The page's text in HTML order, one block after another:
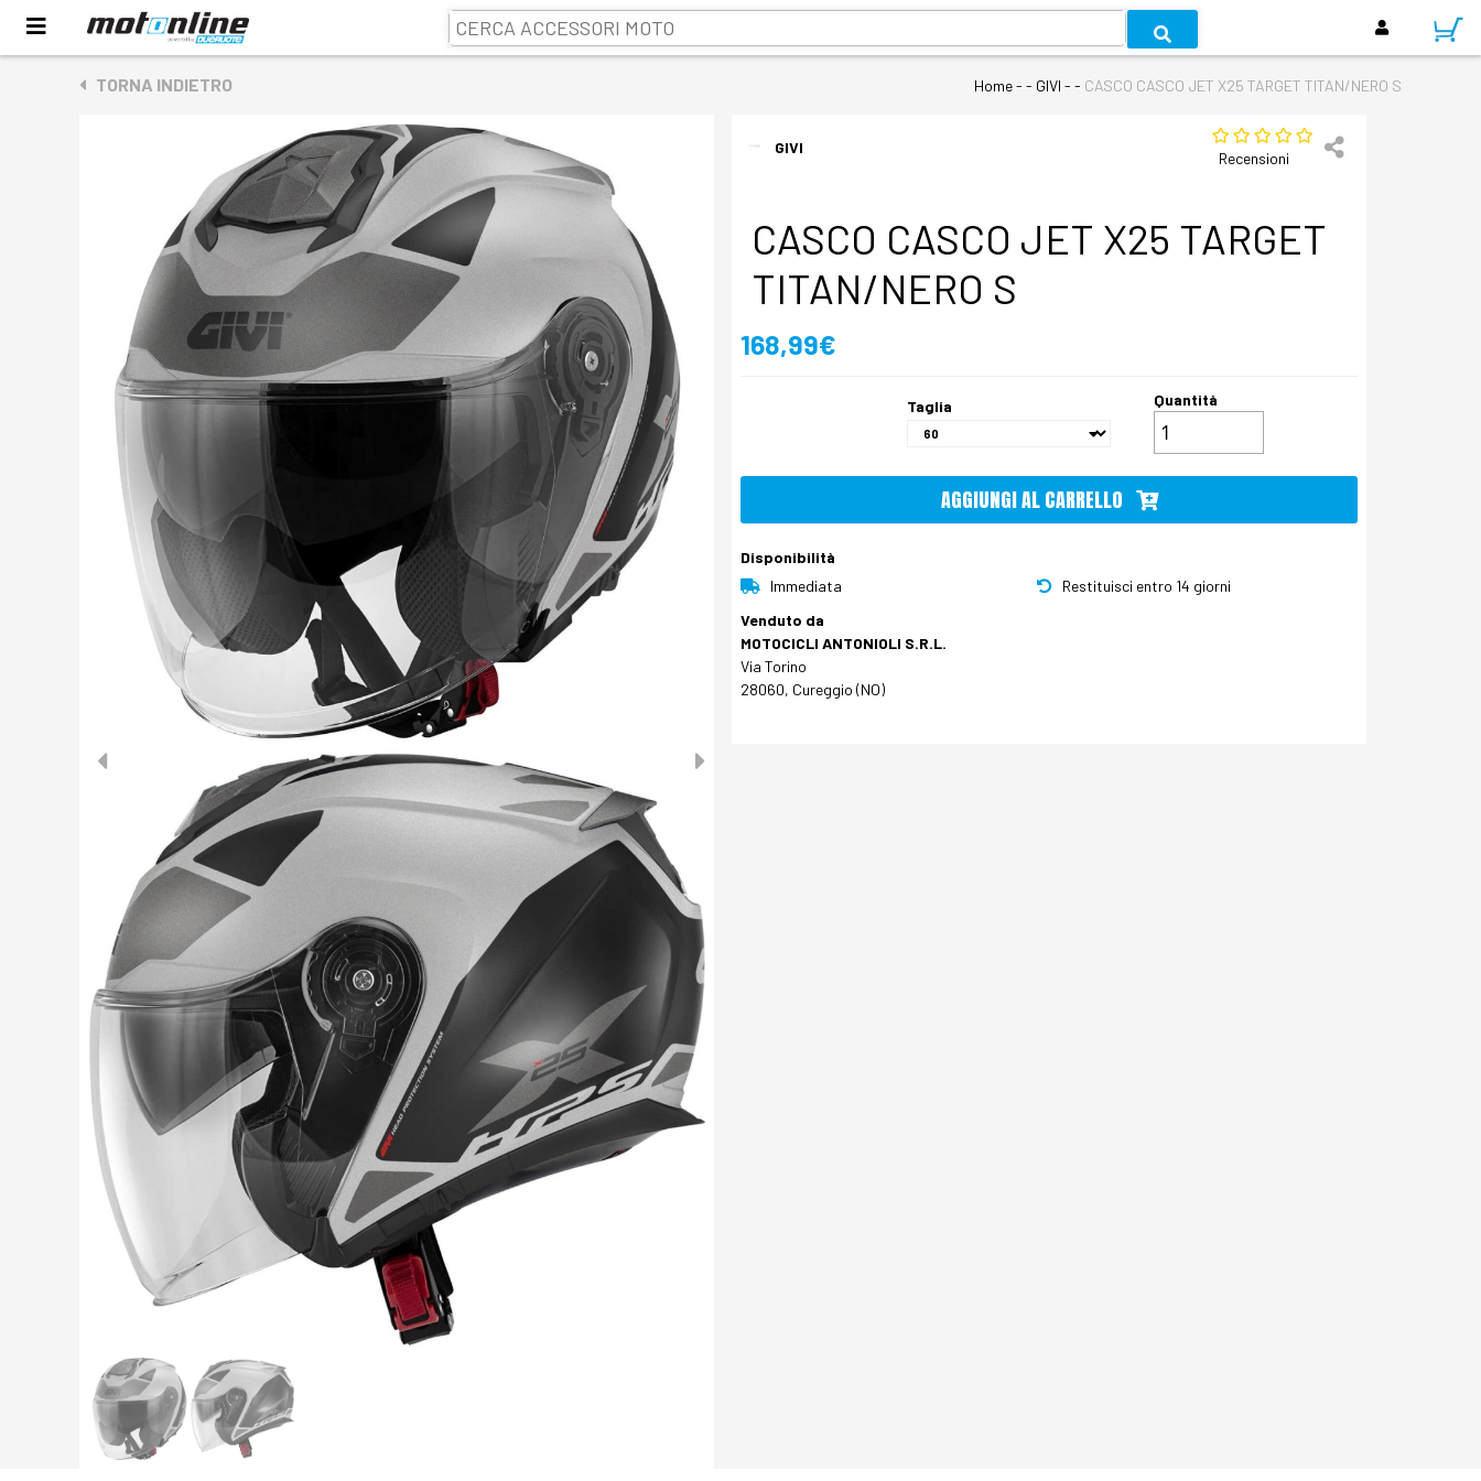
TORNA INDIETRO Home- - GIVI - - CASCO CASCO JET X25 TARGET TITAN/NERO S
GIVI
Recensioni
CASCO CASCO JET X25 TARGET
TITAN/NERO S
168,99€
Taglia Quantità
AGGIUNGI AL CARRELLO
Disponibilità
Immediata
Restituisci entro 14 giorni
Venduto da
MOTOCICLI ANTONIOLI S.R.L.
Via Torino
28060, Cureggio (NO)